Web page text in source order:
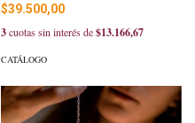
$39.500,00
3cuotas sin interés de$13.166,67
CATÁLOGO